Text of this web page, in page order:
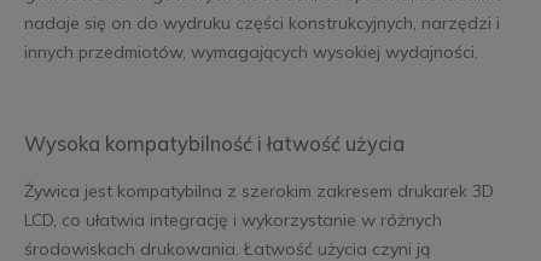
nadaje się on do wydruku części konstrukcyjnych, narzędzi i
innych przedmiotów, wymagających wysokiej wydajności.
Wysoka kompatybilność i łatwość użycia
Żywica jest kompatybilna z szerokim zakresem drukarek 3D
LCD, co ułatwia integrację i wykorzystanie w różnych
środowiskach drukowania. Łatwość użycia czyni ją